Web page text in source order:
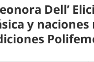
Dell’
y